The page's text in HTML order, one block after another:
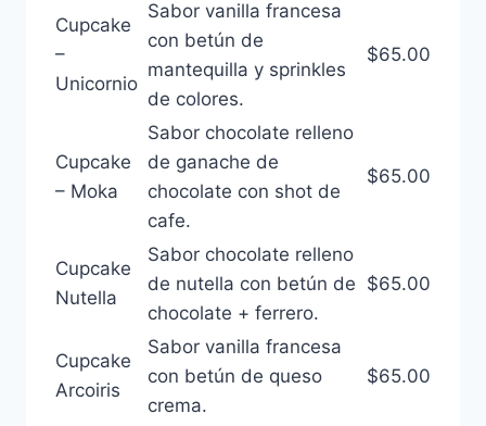
Cupcake
–
Unicornio
Sabor vanilla francesa
con betún de
mantequilla y sprinkles
de colores.
$65.00
Cupcake
– Moka
Sabor chocolate relleno
de ganache de
chocolate con shot de
cafe.
$65.00
Cupcake
Nutella
Sabor chocolate relleno
de nutella con betún de
chocolate + ferrero.
$65.00
Cupcake
Arcoiris
Sabor vanilla francesa
con betún de queso
crema.
$65.00